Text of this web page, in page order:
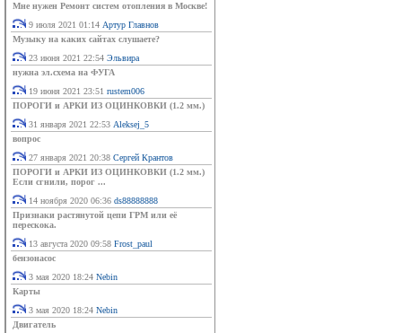
Мне нужен Ремонт систем отопления в Москве!
9 июля 2021 01:14 Артур Главнов
Музыку на каких сайтах слушаете?
23 июня 2021 22:54 Эльвира
нужна эл.схема на ФУГА
19 июня 2021 23:51 rustem006
ПОРОГИ и АРКИ ИЗ ОЦИНКОВКИ (1.2 мм.)
31 января 2021 22:53 Aleksej_5
вопрос
27 января 2021 20:38 Сергей Крантов
ПОРОГИ и АРКИ ИЗ ОЦИНКОВКИ (1.2 мм.)
Если сгнили, порог ...
14 ноября 2020 06:36 ds88888888
Признаки растянутой цепи ГРМ или её
перескока.
13 августа 2020 09:58 Frost_paul
бензонасос
3 мая 2020 18:24 Nebin
Карты
3 мая 2020 18:24 Nebin
Двигатель